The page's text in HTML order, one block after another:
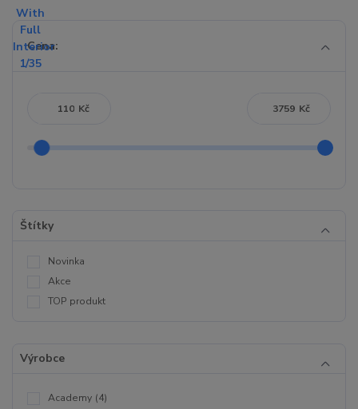
Cena:
Kč Kč
Štítky
Novinka
Akce
TOP produkt
Výrobce
Academy (4)